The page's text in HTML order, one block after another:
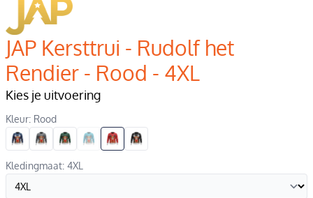
JAP Kersttrui - Rudolf het
Rendier - Rood - 4XL
Kies je uitvoering
Kleur: Rood
Kledingmaat: 4XL